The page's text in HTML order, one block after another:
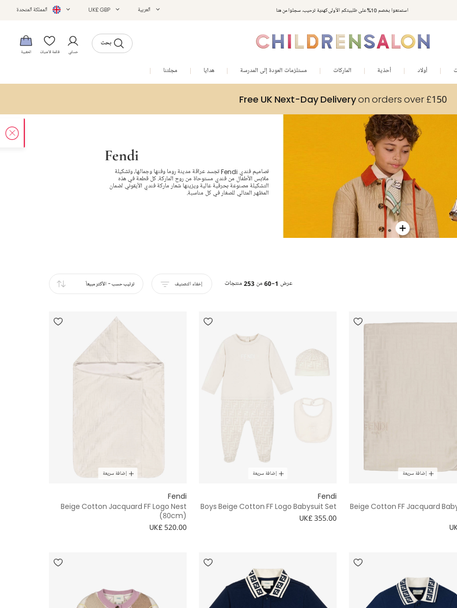
استمتعوا بخصم 10% على طلبيتكم الأولى كهدية ترحيب. سجلوا من هنا
مكافآت تشلدرن صالون | اجمعوا النقاط مع كل عملية شراء لتحصلوا على هدايا حصرية وعروض مصممة خصيصا لتلبي
متطلباتكم
العربية UK£ GBP المملكة المتحدة
بحث
حسابي قائمة الأمنيات الحقيبة
أولاد أحذية الماركات مستلزمات العودة إلى المدرسة هدايا مجلتنا
Free UK Next-Day Deliveryon orders over £150
Fendi
تصاميم فندي Fendi تجسد عراقة مدينة روما وفنها وجمالها، وتشكيلة
ملابس الأطفال من فندي مستوحاة من روح الماركة. كل قطعة في هذه
التشكيلة مصنوعة بحرفية عالية ويزينها شعار ماركة فندي الأيقوني لضمان
المظهر المثالي للصغار في كل مناسبة.
عرض 1-60 من 253 منتجات إخفاء التصنيف ترتيب حسب- الأكثر مبيعاً
إضافة سريعة
Beige Cotton FF Jacquard
إضافة سريعة
Fendi
Boys Beige Cotton FF Logo Babysuit Set
UK£ 355.00
إضافة سريعة
Fendi
Beige Cotton Jacquard FF Logo Nest
(80cm)
UK£ 520.00